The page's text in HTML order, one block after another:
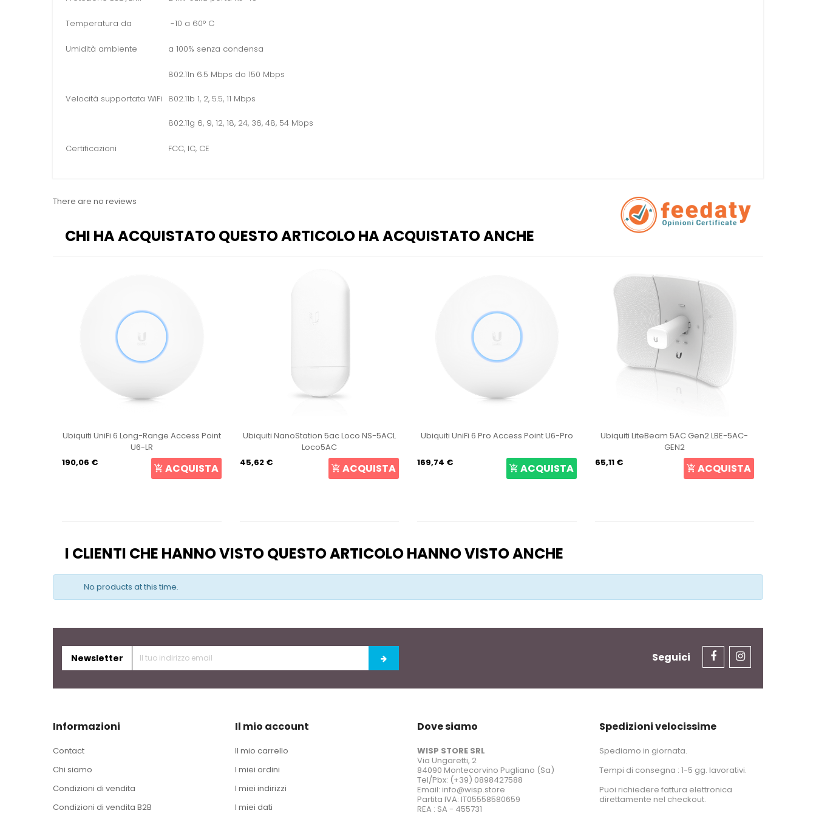
Temperatura da -10 a 60° C
Umidità ambiente a 100% senza condensa
Velocità supportata WiFi
802.11n 6.5 Mbps do 150 Mbps
802.11b 1, 2, 5.5, 11 Mbps
802.11g 6, 9, 12, 18, 24, 36, 48, 54 Mbps
Certificazioni FCC, IC, CE
There are no reviews
CHI HA ACQUISTATO QUESTO ARTICOLO HA ACQUISTATO ANCHE
Ubiquiti UniFi 6 Long-Range Access Point
U6-LR
190,06 €
ACQUISTA
Ubiquiti NanoStation 5ac Loco NS-5ACL
Loco5AC
45,62 €
ACQUISTA
Ubiquiti UniFi 6 Pro Access Point U6-Pro
169,74 € ACQUISTA
Ubiquiti LiteBeam 5AC Gen2 LBE-5AC-
GEN2
65,11 €
ACQUISTA
I CLIENTI CHE HANNO VISTO QUESTO ARTICOLO HANNO VISTO ANCHE
No products at this time.
Newsletter Seguici
Informazioni
Contact
Chi siamo
Condizioni di vendita
Condizioni di vendita B2B
Il mio account
Il mio carrello
I miei ordini
I miei indirizzi
I miei dati
Dove siamo
WISP STORE SRL
Via Ungaretti, 2
84090 Montecorvino Pugliano (Sa)
Tel/Pbx: (+39) 0898427588
Email: info@wisp.store
Partita IVA: IT05558580659
REA : SA - 455731
Spedizioni velocissime
Spediamo in giornata.
Tempi di consegna : 1-5 gg. lavorativi.
Puoi richiedere fattura elettronica
direttamente nel checkout.